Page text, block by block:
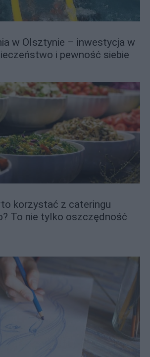
w Olsztynie – inwestycja w
i pewność siebie
korzystać z cateringu
To nie tylko oszczędność